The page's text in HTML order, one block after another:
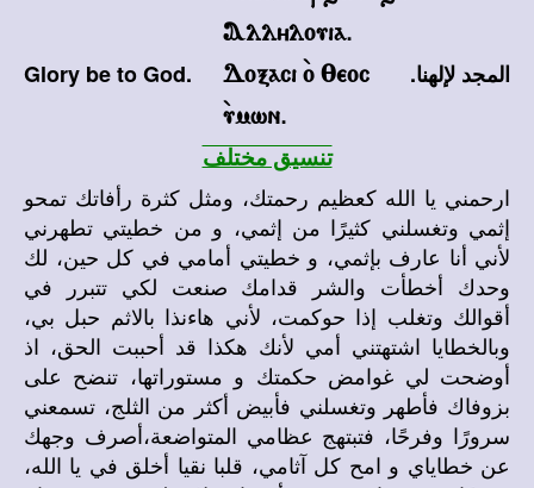
Allylouia.
Glory be to God. Doxaci `o :eoc
`umwn.
المجد لإلهنا.
تنسيق مختلف
ارحمني يا الله كعظيم رحمتك، ومثل كثرة رأفاتك تمحو
إثمي وتغسلني كثيرًا من إثمي، و من خطيتي تطهرني
لأني أنا عارف بإثمي، و خطيتي أمامي في كل حين، لك
وحدك أخطأت والشر قدامك صنعت لكي تتبرر في
أقوالك وتغلب إذا حوكمت، لأني هاءنذا بالاثم حبل بي،
وبالخطايا اشتهتني أمي لأنك هكذا قد أحببت الحق، اذ
أوضحت لي غوامض حكمتك و مستوراتها، تنضح على
بزوفاك فأطهر وتغسلني فأبيض أكثر من الثلج، تسمعني
سرورًا وفرحًا، فتبتهج عظامي المتواضعة،أصرف وجهك
عن خطاياي و امح كل آثامي، قلبا نقيا أخلق في يا الله،